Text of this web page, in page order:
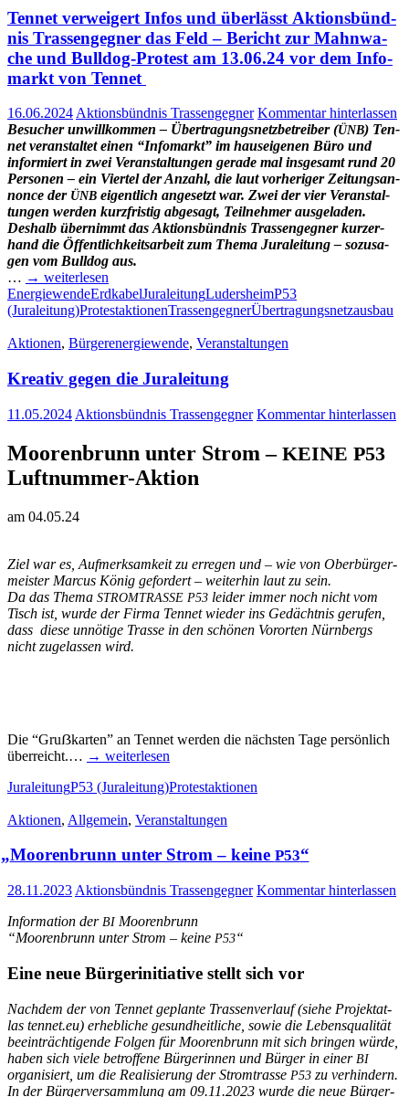
Ten­net ver­wei­gert Infos und über­lässt Akti­ons­bünd­
nis Tras­sen­geg­ner das Feld – Bericht zur Mahn­wa­
che und Bull­dog-Pro­test am 13.06.24 vor dem Info­
markt von Tennet
16.06.2024Aktionsbündnis Trassengegner Kommentar hinterlassen
Besu­cher unwill­kom­men – Über­tra­gungs­netz­be­trei­ber (ÜNB) Ten­
net ver­an­stal­tet einen “Info­markt” im haus­ei­ge­nen Büro und
infor­miert in zwei Ver­an­stal­tun­gen gera­de mal ins­ge­samt rund 20
Per­so­nen – ein Vier­tel der Anzahl, die laut vor­he­ri­ger Zei­tungs­an­
non­ce der ÜNB eigent­lich ange­setzt war. Zwei der vier Ver­an­stal­
tun­gen wer­den kurz­fris­tig abge­sagt, Teil­neh­mer ausgeladen.
Des­halb über­nimmt dasAkti­ons­bünd­nis Tras­sen­geg­nerkur­zer­
hand die Öffent­lich­keits­ar­beit zum The­ma Jura­lei­tung – sozu­sa­
gen vom Bull­dog aus.
… → wei­ter­le­sen
EnergiewendeErdkabelJuraleitungLudersheimP53
(Juraleitung)ProtestaktionenTrassengegnerÜbertragungsnetzausbau
Aktionen, Bürgerenergiewende, Veranstaltungen
Krea­tiv gegen die Juraleitung
11.05.2024 Aktionsbündnis Trassengegner Kommentar hinterlassen
Moo­ren­brunn unter Strom – KEINE P53
Luft­num­­mer-Akti­on
am 04.05.24
Ziel war es, Auf­merk­sam­keit zu erre­gen und – wie von Ober­bür­ger­
meis­ter Mar­cus König gefor­dert – wei­ter­hin laut zu sein.
Da das The­ma STROMTRASSE P53 lei­der immer noch nicht vom
Tisch ist, wur­de der Fir­ma Ten­net wie­der ins Gedächt­nis geru­fen,
dass die­se unnö­ti­ge Tras­se in den schö­nen Vor­or­ten Nürn­bergs
nicht zuge­las­sen wird.
Die “Gruẞ­kar­ten” an Ten­net wer­den die nächs­ten Tage per­sön­lich
über­reicht.… → wei­ter­le­sen
JuraleitungP53 (Juraleitung)Protestaktionen
Aktionen, Allgemein, Veranstaltungen
„Moo­ren­brunn unter Strom – kei­ne P53“
28.11.2023 Aktionsbündnis Trassengegner Kommentar hinterlassen
Infor­ma­ti­on der BI Moorenbrunn
“Moo­ren­brunn unter Strom – kei­ne P53“
Eine neue Bür­ger­initia­ti­ve stellt sich vor
Nach­dem der von Ten­net geplan­te Tras­sen­ver­lauf (sie­he Pro­jekt­at­
las tennet.eu) erheb­li­che gesund­heit­li­che, sowie die Lebens­qua­li­tät
beein­träch­ti­gen­de Fol­gen für Moo­ren­brunn mit sich brin­gen wür­de,
haben sich vie­le betrof­fe­ne Bür­ge­rin­nen und Bür­ger in einer BI
orga­ni­siert, um die Rea­li­sie­rung der Strom­tras­se P53 zu ver­hin­dern.
In der Bür­ger­ver­samm­lung am 09.11.2023 wur­de die neue Bür­ger­